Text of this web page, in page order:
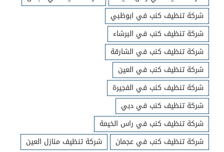
شركة تنظيف كنب في ابوظبي
شركة تنظيف كنب في البرشاء
شركة تنظيف كنب في الشارقة
شركة تنظيف كنب في العين
شركة تنظيف كنب في الفجيرة
شركة تنظيف كنب في دبي
شركة تنظيف كنب في راس الخيمة
شركة تنظيف كنب في عجمان
شركة تنظيف منازل العين